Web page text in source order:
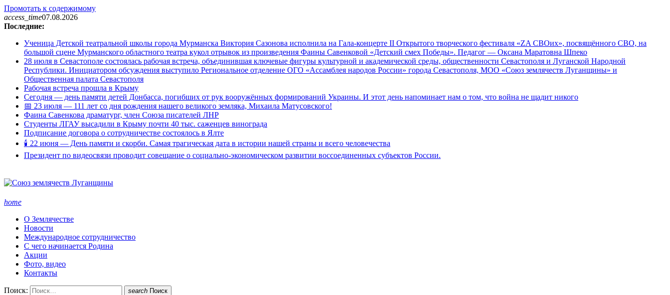
Промотать к содержимому
access_time07.08.2026
Последние:
Ученица Детской театральной школы города Мурманска Виктория Сазонова исполнила на Гала-концерте II Открытого творческого фестиваля «ZA СВОих», посвящённого СВО, на
большой сцене Мурманского областного театра кукол отрывок из произведения Фаины Савенковой «Детский смех Победы». Педагог — Оксана Маратовна Шпеко
28 июля в Севастополе состоялась рабочая встреча, объединившая ключевые фигуры культурной и академической среды, общественности Севастополя и Луганской Народной
Республики. Инициатором обсуждения выступило Региональное отделение ОГО «Ассамблея народов России» города Севастополя, МОО «Союз землячеств Луганщины» и
Общественная палата Севастополя
Рабочая встреча прошла в Крыму
Сегодня — день памяти детей Донбасса, погибших от рук вооружённых формирований Украины. И этот день напоминает нам о том, что война не щадит никого
📅 23 июля — 111 лет со дня рождения нашего великого земляка, Михаила Матусовского!
Фаина Савенкова драматург, член Союза писателей ЛНР
Студенты ЛГАУ высадили в Крыму почти 40 тыс. саженцев винограда
Подписание договора о сотрудничестве состоялось в Ялте
🕯 22 июня — День памяти и скорби. Самая трагическая дата в истории нашей страны и всего человечества
Президент по видеосвязи проводит совещание о социально-экономическом развитии воссоединенных субъектов России.
home
О Землячестве
Новости
Международное сотрудничество
С чего начинается Родина
Акции
Фото, видео
Контакты
Поиск: search Поиск